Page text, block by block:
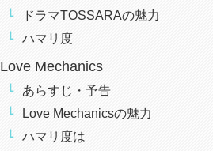
ドラマTOSSARAの魅力
ハマリ度
Love Mechanics
あらすじ・予告
Love Mechanicsの魅力
ハマリ度は